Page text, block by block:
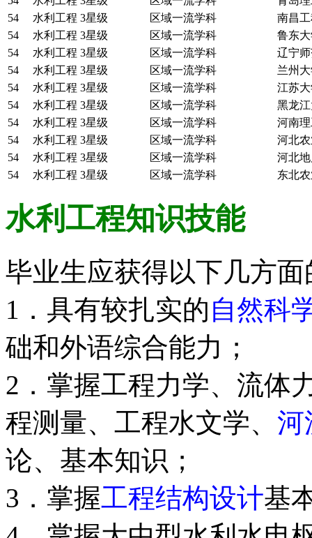
54
水利工程 3星级 区域一流学科
南昌
54
水利工程 3星级 区域一流学科
鲁东
54
水利工程 3星级 区域一流学科
辽宁
54
水利工程 3星级 区域一流学科
兰州
54
水利工程 3星级 区域一流学科
江苏
54
水利工程 3星级 区域一流学科
黑龙
54
水利工程 3星级 区域一流学科
河南
54
水利工程 3星级 区域一流学科
河北
54
水利工程 3星级 区域一流学科
河北
54
水利工程 3星级 区域一流学科 东北
水利工程知识技能
毕业生应获得以下几方
1．具有较扎实的自然科
础和外语综合能力；
2．掌握工程力学、流体
程测量、工程水文学、 河
论、基本知识；
3．掌握工程结构设计基